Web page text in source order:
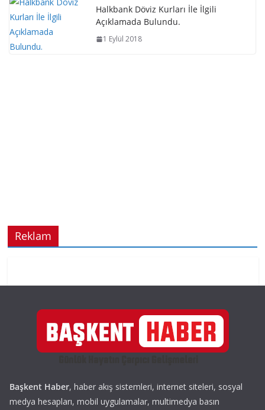
Halkbank Döviz Kurları İle İlgili
Açıklamada Bulundu.
1 Eylül 2018
Reklam
Başkent Haber, haber akış sistemleri, internet siteleri, sosyal
medya hesapları, mobil uygulamalar, multimedya basın